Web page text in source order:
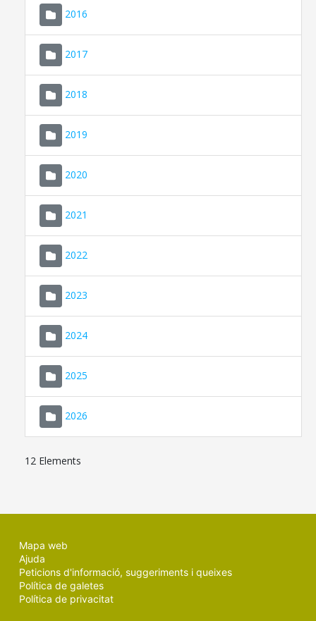
2016
2017
2018
2019
2020
2021
2022
2023
2024
2025
2026
12 Elements
Mapa web
Ajuda
Peticions d'informació, suggeriments i queixes
Política de galetes
Política de privacitat